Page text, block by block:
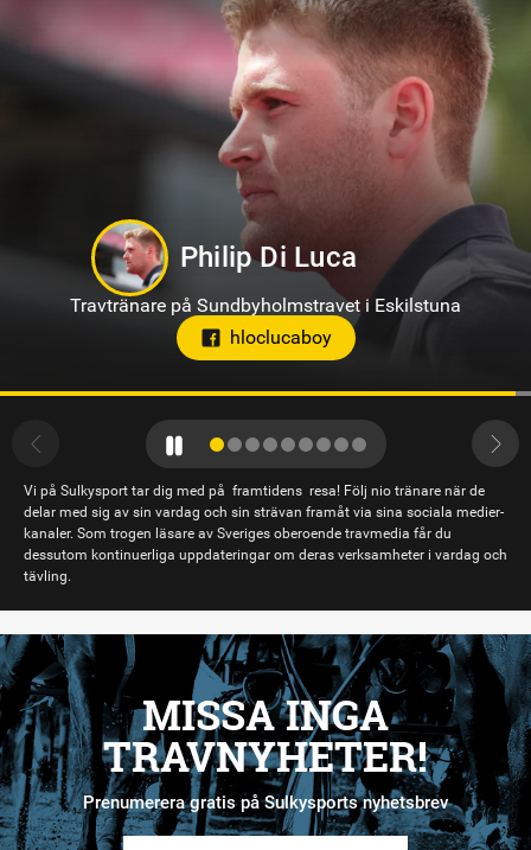
Jörgen Westholm
Travtränare på Solvalla
Vi på Sulkysport tar dig med på framtidens resa! Följ nio tränare när de
delar med sig av sin vardag och sin strävan framåt via sina sociala medier-
kanaler. Som trogen läsare av Sveriges oberoende travmedia får du
dessutom kontinuerliga uppdateringar om deras verksamheter i vardag och
tävling.
MISSA INGA
TRAVNYHETER!
Prenumerera gratis på Sulkysports nyhetsbrev